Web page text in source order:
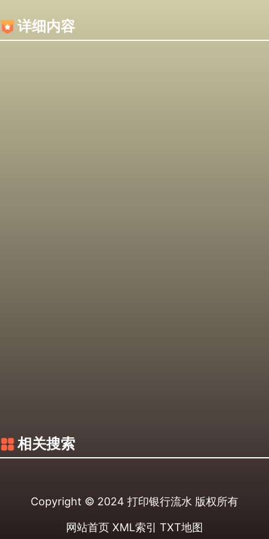
详细内容
相关搜索
Copyright © 2024 打印银行流水 版权所有
网站首页 XML索引 TXT地图